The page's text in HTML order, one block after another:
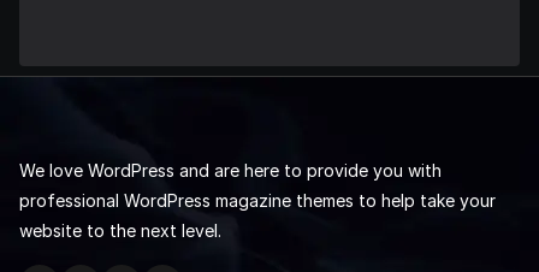
We love WordPress and are here to provide you with
professional WordPress magazine themes to help take your
website to the next level.